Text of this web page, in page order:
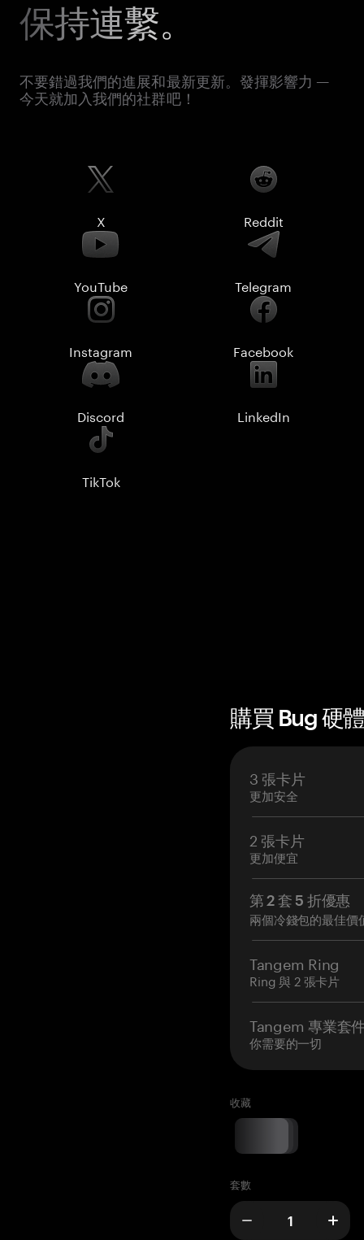
保持連繫。
不要錯過我們的進展和最新更新。發揮影響力 —
今天就加入我們的社群吧！
X Reddit
YouTube Telegram
Instagram Facebook
Discord LinkedIn
TikTok
購買 Bug 硬
3 張卡片
更加安全
2 張卡片
更加便宜
第 2 套 5 折優惠
兩個冷錢包的最佳價
Tangem Ring
Ring 與 2 張卡片
Tangem 專業套
你需要的一切
收藏
套數